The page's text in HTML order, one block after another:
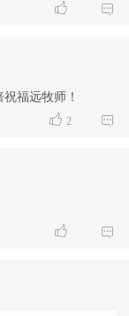
 
福远牧师！
 2 
 